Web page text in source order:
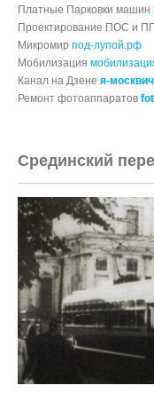
Платные Парковки машин
Проектирование ПОС и
Микромир под-лупой.рф
Мобилизация
Канал на Дзене я-москвич
Ремонт фотоаппаратов
Срединский